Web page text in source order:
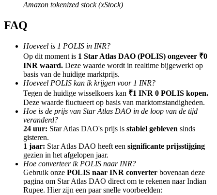
Doorverwijzing
Nodig een vriend uit om contante beloningen te ontvangen
Deposit CASHCAT & Win
Amazon tokenized stock (xStock)
FAQ
Hoeveel is 1 POLIS in INR?
Op dit moment is 1 Star Atlas DAO (POLIS) ongeveer ₹0
INR waard. Deze waarde wordt in realtime bijgewerkt op
basis van de huidige marktprijs.
Hoeveel POLIS kan ik krijgen voor 1 INR?
Tegen de huidige wisselkoers kan ₹1 INR 0 POLIS kopen.
Deze waarde fluctueert op basis van marktomstandigheden.
Hoe is de prijs van Star Atlas DAO in de loop van de tijd
veranderd?
24 uur: Star Atlas DAO's prijs is stabiel gebleven sinds
gisteren.
1 jaar: Star Atlas DAO heeft een significante prijsstijging
gezien in het afgelopen jaar.
Hoe converteer ik POLIS naar INR?
Gebruik onze POLIS naar INR converter bovenaan deze
pagina om Star Atlas DAO direct om te rekenen naar Indian
Rupee. Hier zijn een paar snelle voorbeelden: